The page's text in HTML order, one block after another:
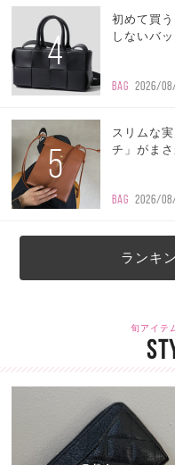
4
初めて買
しないバ
BAG 2026/
5
スリムな
チ」がま
BAG 2026/
ランキ
旬アイテ